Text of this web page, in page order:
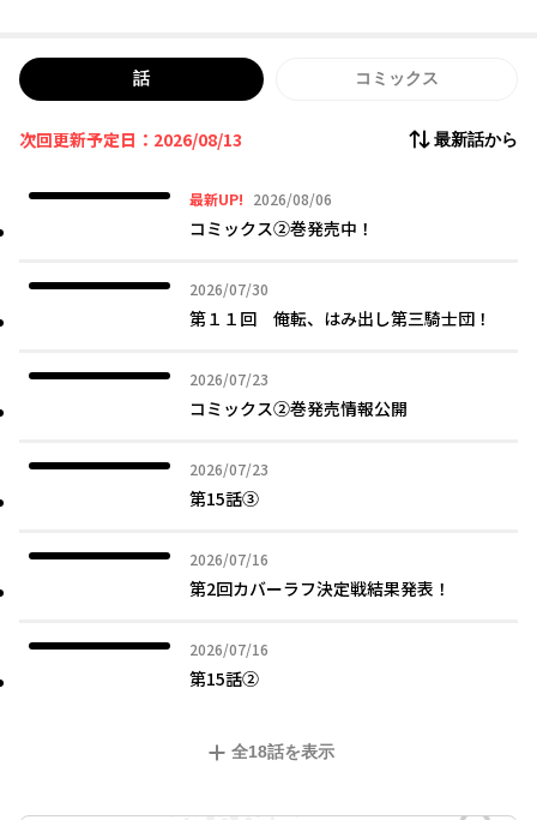
話 コミックス
次回更新予定日：2026/08/13 最新話から
最新UP! 2026/08/06
2026年08月06日
コミックス②巻発売中！
2026/07/30
2026年07月30日
第１１回 俺転、はみ出し第三騎士団！
2026/07/23
2026年07月23日
コミックス②巻発売情報公開
2026/07/23
2026年07月23日
第15話③
2026/07/16
2026年07月16日
第2回カバーラフ決定戦結果発表！
2026/07/16
2026年07月16日
第15話②
全18話を表示